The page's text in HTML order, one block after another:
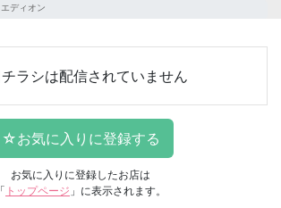
エディオン
ラシは配信されていません
お気に入りに登録したお店は
「 トップページ 」に表示されます。